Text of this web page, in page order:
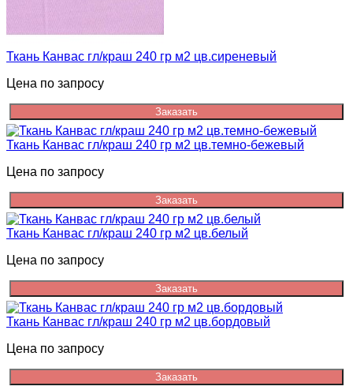
Ткань Канвас гл/краш 240 гр м2 цв.сиреневый
Цена по запросу
Заказать
Ткань Канвас гл/краш 240 гр м2 цв.темно-бежевый
Цена по запросу
Заказать
Ткань Канвас гл/краш 240 гр м2 цв.белый
Цена по запросу
Заказать
Ткань Канвас гл/краш 240 гр м2 цв.бордовый
Цена по запросу
Заказать